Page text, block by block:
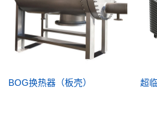
BOG换热器（板壳） 超